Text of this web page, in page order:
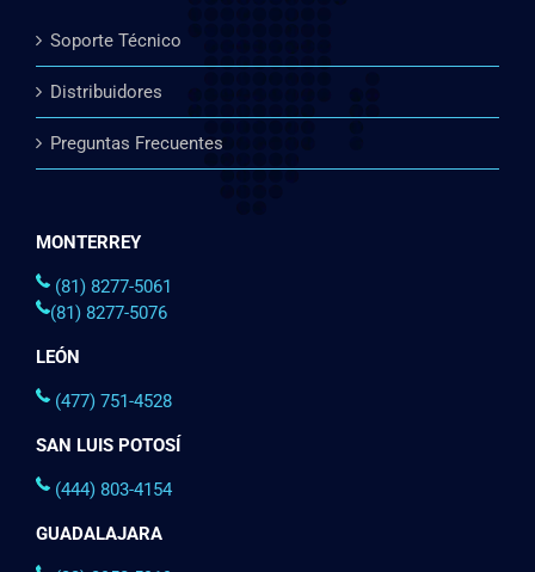
Soporte Técnico
Distribuidores
Preguntas Frecuentes
MONTERREY
(81) 8277-5061
(81) 8277-5076
LEÓN
(477) 751-4528
SAN LUIS POTOSÍ
(444) 803-4154
GUADALAJARA